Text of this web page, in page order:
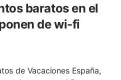
baratos en el
de wi-fi
de Vacaciones España,